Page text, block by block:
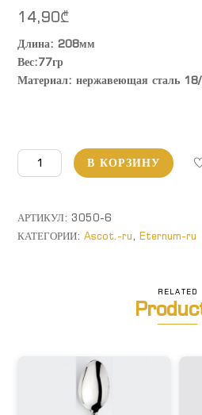
14,90₾
Длина: 208мм
Вес:77гр
Материал: нержавеющая сталь
Количество
товара
Нож
столовый
В КОРЗИНУ
АРТИКУЛ:3050-6
КАТЕГОРИИ:Ascot.-ru,Eternum-ru
RELATED